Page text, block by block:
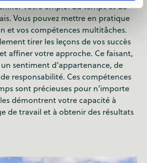
votre emploi du temps et de
Vous pouvez mettre en pratique
et vos compétences multitâches.
tirer les leçons de vos succès
affiner votre approche. Ce faisant,
sentiment d'appartenance, de
responsabilité. Ces compétences
sont précieuses pour n'importe
démontrent votre capacité à
de travail et à obtenir des résultats